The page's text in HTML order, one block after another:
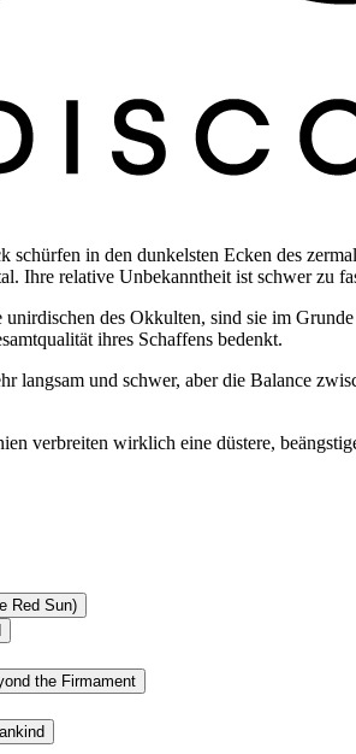
in den dunkelsten Ecken des
Ihre relative Unbekanntheit ist schwer zu
des Okkulten, sind sie im
ihres Schaffens bedenkt.
und schwer, aber die Balance
verbreiten wirklich eine düstere,
Red Sun)
the Firmament